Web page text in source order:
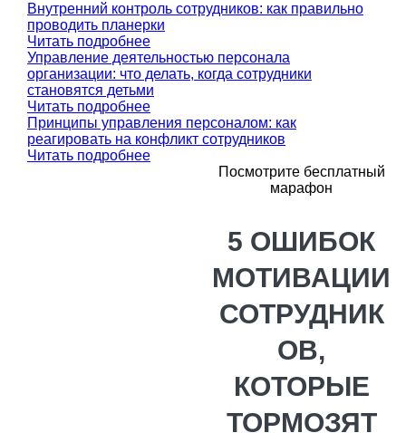
Внутренний контроль сотрудников: как правильно
проводить планерки
Читать подробнее
Управление деятельностью персонала
организации: что делать, когда сотрудники
становятся детьми
Читать подробнее
Принципы управления персоналом: как
реагировать на конфликт сотрудников
Читать подробнее
Посмотрите бесплатный
марафон
5 ОШИБОК
МОТИВАЦИИ
СОТРУДНИК
ОВ,
КОТОРЫЕ
ТОРМОЗЯТ